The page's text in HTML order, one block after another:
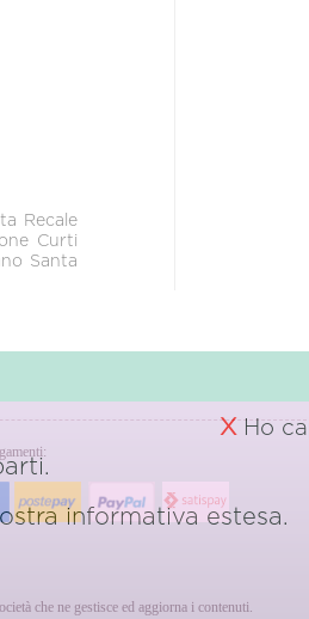
Recale
Curti
Santa
che ne gestisce ed aggiorna i contenuti.
informativa estesa.
XHo